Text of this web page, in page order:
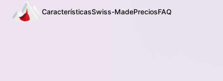
CaracterísticasSwiss-MadePreciosFAQ